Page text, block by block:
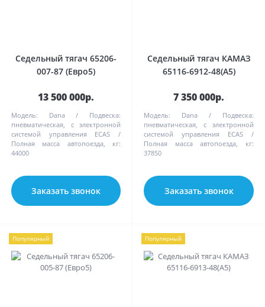
Седельный тягач 65206-
007-87 (Евро5)
13 500 000р.
Модель: Dana
Подвеска:
пневматическая, с электронной
системой управления ECAS
Полная масса автопоезда, кг:
44000
Заказать звонок
Седельный тягач КАМАЗ
65116-6912-48(A5)
7 350 000р.
Модель: Dana
Подвеска:
пневматическая, с электронной
системой управления ECAS
Полная масса автопоезда, кг:
37850
Заказать звонок
Популярный Популярный